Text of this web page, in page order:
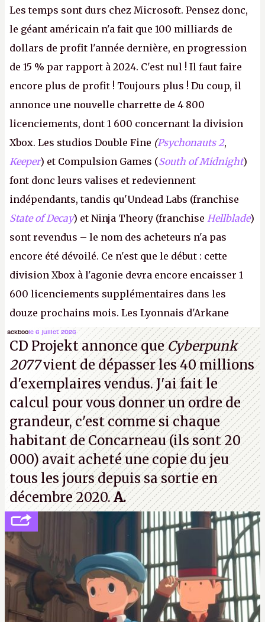
Les temps sont durs chez Microsoft. Pensez donc,
le géant américain n'a fait que 100 milliards de
dollars de profit l'année dernière, en progression
de 15 % par rapport à 2024. C'est nul ! Il faut faire
encore plus de profit ! Toujours plus ! Du coup, il
annonce une nouvelle charrette de 4 800
licenciements, dont 1 600 concernant la division
Xbox. Les studios Double Fine (Psychonauts 2,
Keeper) et Compulsion Games (South of Midnight)
font donc leurs valises et redeviennent
indépendants, tandis qu'Undead Labs (franchise
State of Decay) et Ninja Theory (franchise Hellblade)
sont revendus – le nom des acheteurs n'a pas
encore été dévoilé. Ce n'est que le début : cette
division Xbox à l'agonie devra encore encaisser 1
600 licenciements supplémentaires dans les
douze prochains mois. Les Lyonnais d'Arkane
(Dishonored, Deathloop) pourraient faire partie des
prochaines victimes, puisque Microsoft a confirmé
vouloir se séparer du studio.A.
ackboole 6 juillet 2026
CD Projekt annonce queCyberpunk
2077vient de dépasser les 40 millions
d'exemplaires vendus. J'ai fait le
calcul pour vous donner un ordre de
grandeur, c'est comme si chaque
habitant de Concarneau (ils sont 20
000) avait acheté une copie du jeu
tous les jours depuis sa sortie en
décembre 2020.A.